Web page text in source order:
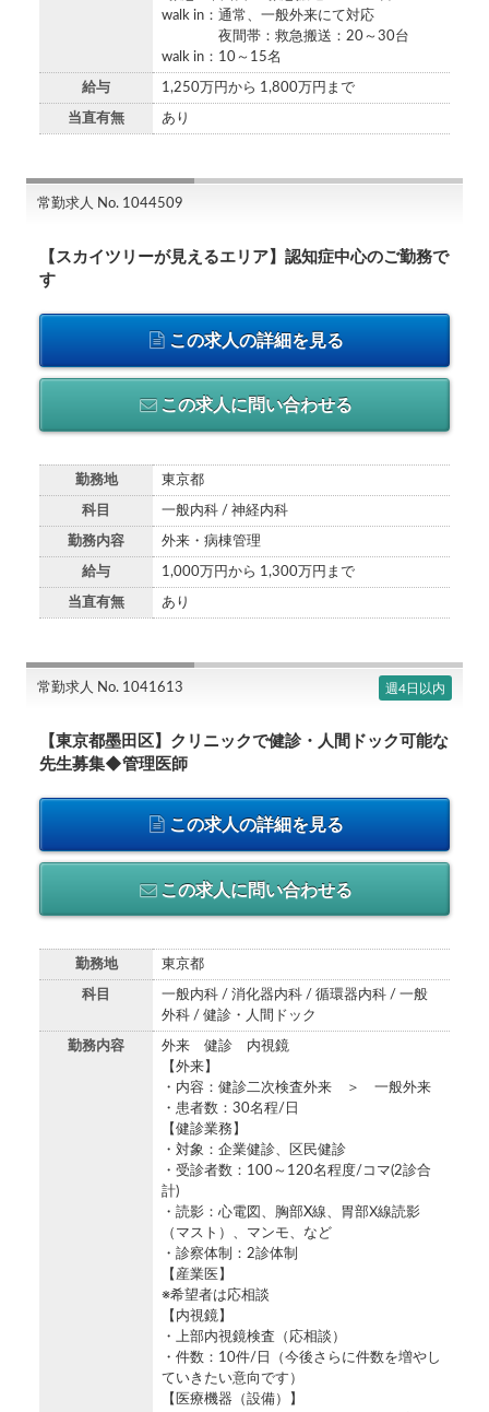
walk in：通常、一般外来にて対応
夜間帯：救急搬送：20～30台
walk in：10～15名
給与 1,250万円から 1,800万円まで
当直有無 あり
常勤求人 No. 1044509
【スカイツリーが見えるエリア】認知症中心のご勤務で
す
この求人の詳細を見る
この求人に問い合わせる
勤務地 東京都
科目 一般内科 / 神経内科
勤務内容 外来・病棟管理
給与 1,000万円から 1,300万円まで
当直有無 あり
常勤求人 No. 1041613 週4日以内
【東京都墨田区】クリニックで健診・人間ドック可能な
先生募集◆管理医師
この求人の詳細を見る
この求人に問い合わせる
勤務地 東京都
科目
一般内科 / 消化器内科 / 循環器内科 / 一般
外科 / 健診・人間ドック
勤務内容
外来 健診 内視鏡
【外来】
・内容：健診二次検査外来 ＞ 一般外来
・患者数：30名程/日
【健診業務】
・対象：企業健診、区民健診
・受診者数：100～120名程度/コマ(2診合
計)
・読影：心電図、胸部X線、胃部Ⅹ線読影
（マスト）、マンモ、など
・診察体制：2診体制
【産業医】
※希望者は応相談
【内視鏡】
・上部内視鏡検査（応相談）
・件数：10件/日（今後さらに件数を増やし
ていきたい意向です）
【医療機器（設備）】